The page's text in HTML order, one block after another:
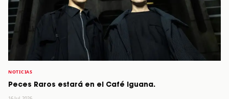
NOTICIAS
Peces Raros estará en el Café Iguana.